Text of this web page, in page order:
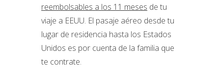
reembolsables a los 11 meses de tu
viaje a EEUU. El pasaje aéreo desde tu
lugar de residencia hasta los Estados
Unidos es por cuenta de la familia que
te contrate.